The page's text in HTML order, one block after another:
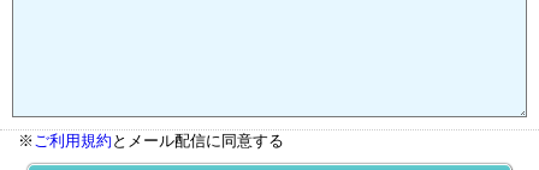
※ ご利用規約 とメール配信に同意する